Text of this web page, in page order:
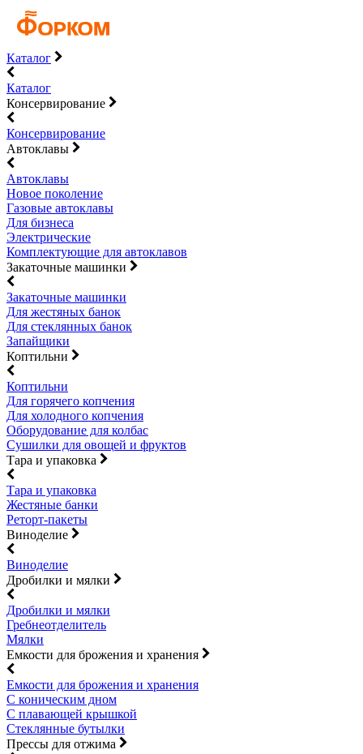
Каталог
Каталог
Консервирование
Консервирование
Автоклавы
Автоклавы
Новое поколение
Газовые автоклавы
Для бизнеса
Электрические
Комплектующие для автоклавов
Закаточные машинки
Закаточные машинки
Для жестяных банок
Для стеклянных банок
Запайщики
Коптильни
Коптильни
Для горячего копчения
Для холодного копчения
Оборудование для колбас
Сушилки для овощей и фруктов
Тара и упаковка
Тара и упаковка
Жестяные банки
Реторт-пакеты
Виноделие
Виноделие
Дробилки и мялки
Дробилки и мялки
Гребнеотделитель
Мялки
Емкости для брожения и хранения
Емкости для брожения и хранения
С коническим дном
С плавающей крышкой
Стеклянные бутылки
Прессы для отжима